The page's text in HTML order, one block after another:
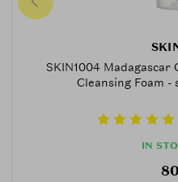
SKIN1004 Madagascar
Cleansing Foam -
IN